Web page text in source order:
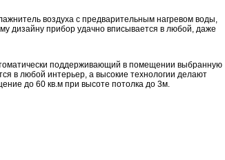
воздуха с предварительным нагревом воды,
дизайну прибор удачно вписывается в любой, даже
поддерживающий в помещении выбранную
в любой интерьер, а высокие технологии делают
до 60 кв.м при высоте потолка до 3м.